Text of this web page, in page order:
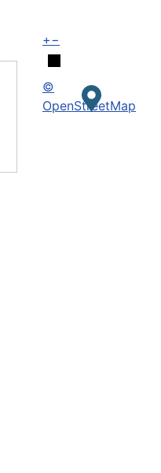
+−
©
OpenStreetMap